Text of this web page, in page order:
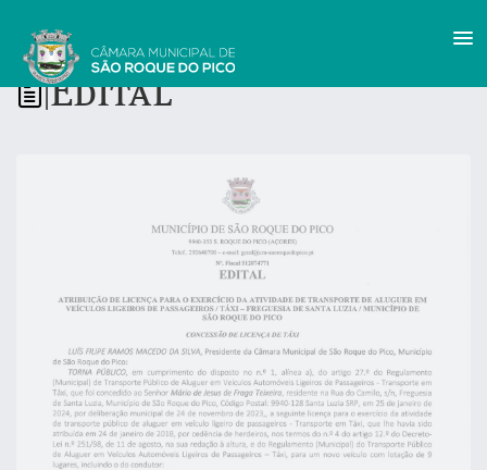
Edital